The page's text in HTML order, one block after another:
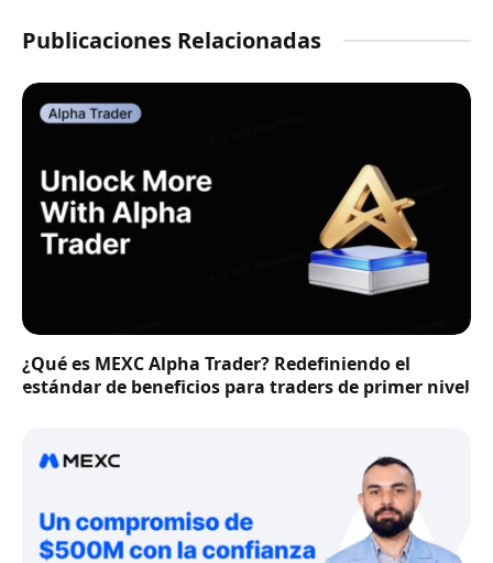
Publicaciones Relacionadas
¿Qué es MEXC Alpha Trader? Redefiniendo el
estándar de beneficios para traders de primer nivel